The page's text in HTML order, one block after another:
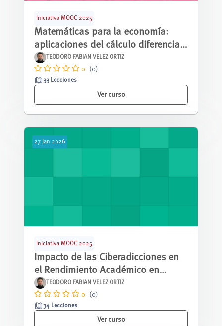
Iniciativa MOOC 2025
Matemáticas para la economía:
aplicaciones del cálculo diferencial
en una variable
TEODORO FABIAN VELEZ ORTIZ
0 (0)
33 Lecciones
Ver curso
27 Jan 2026
Iniciativa MOOC 2025
Impacto de las Ciberadicciones en
el Rendimiento Académico en
estudiantes universitarios
TEODORO FABIAN VELEZ ORTIZ
0 (0)
34 Lecciones
Ver curso